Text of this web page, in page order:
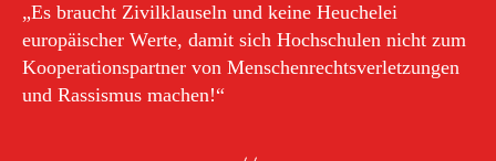
„Es braucht Zivilklauseln und keine Heuchelei
europäischer Werte, damit sich Hochschulen nicht zum
Kooperationspartner von Menschenrechtsverletzungen
und Rassismus machen!“